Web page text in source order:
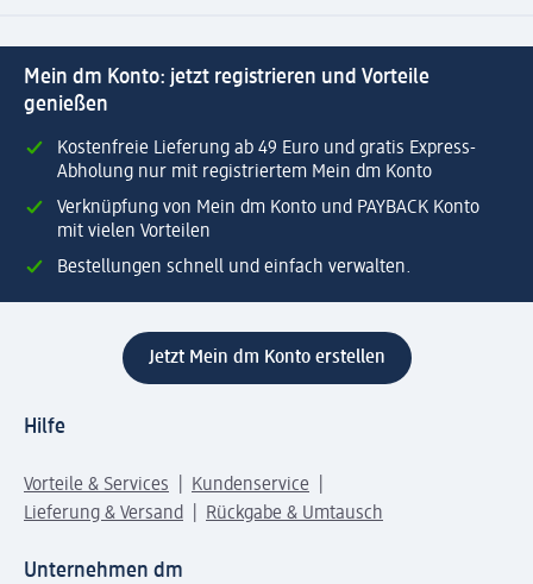
Mein dm Konto: jetzt registrieren und Vorteile
genießen
Kostenfreie Lieferung ab 49 Euro und gratis Express-
Abholung nur mit registriertem Mein dm Konto
Verknüpfung von Mein dm Konto und PAYBACK Konto
mit vielen Vorteilen
Bestellungen schnell und einfach verwalten.
Jetzt Mein dm Konto erstellen
Hilfe
Vorteile & Services
Kundenservice
Lieferung & Versand
Rückgabe & Umtausch
Unternehmen dm